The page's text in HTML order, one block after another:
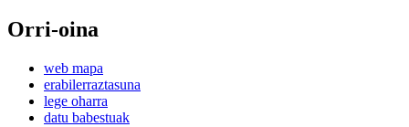
Orri-oina
web mapa
erabilerraztasuna
lege oharra
datu babestuak